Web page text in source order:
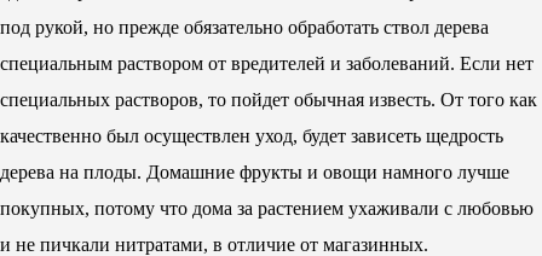
под рукой, но прежде обязательно обработать ствол дерева
специальным раствором от вредителей и заболеваний. Если нет
специальных растворов, то пойдет обычная известь. От того как
качественно был осуществлен уход, будет зависеть щедрость
дерева на плоды. Домашние фрукты и овощи намного лучше
покупных, потому что дома за растением ухаживали с любовью
и не пичкали нитратами, в отличие от магазинных.